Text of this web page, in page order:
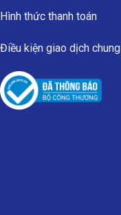
Hình thức thanh toán
Điều kiện giao dịch chung